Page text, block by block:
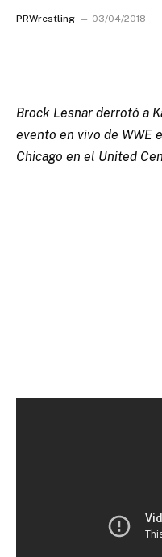
PRWrestling 03/04/2018
Brock Lesnar derrotó a
evento en vivo de WWE
Chicago en el United